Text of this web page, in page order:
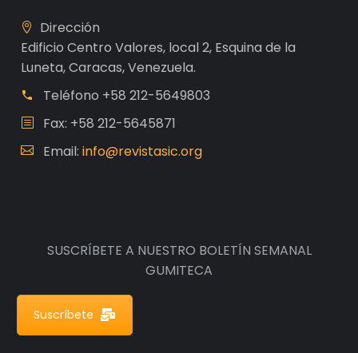
Dirección
Edificio Centro Valores, local 2, Esquina de la
Luneta, Caracas, Venezuela.
Teléfono +58 212-5649803
Fax: +58 212-5645871
Email: info@revistasic.org
SUSCRÍBETE A NUESTRO BOLETÍN SEMANAL
GUMITECA
Suscríbete